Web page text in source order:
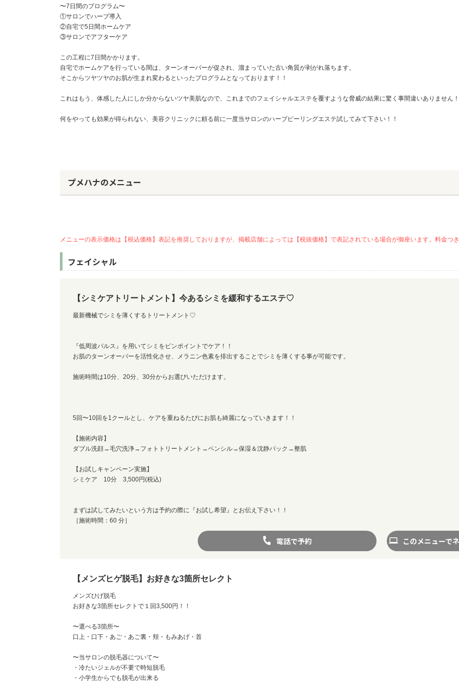
〜7日間のプログラム〜
①サロンでハーブ導入
②自宅で5日間ホームケア
③サロンでアフターケア
この工程に7日間かかります。
自宅でホームケアを行っている間は、ターンオーバーが促され、溜まっていた古い角質が剥がれ落ちます。
そこからツヤツヤのお肌が生まれ変わるといったプログラムとなっております！！
これはもう、体感した人にしか分からないツヤ美肌なので、これまでのフェイシャルエステを覆すような脅威の結果に驚く事間違いありません
何をやっても効果が得られない、美容クリニックに頼る前に一度当サロンのハーブピーリングエステ試してみて下さい！！
プメハナのメニュー
メニューの表示価格は【税込価格】表記を推奨しておりますが、掲載店舗によっては【税抜価格】で表記されている場合が御座います。料金つ
フェイシャル
【シミケアトリートメント】今あるシミを緩和するエステ♡
最新機械でシミを薄くするトリートメント♡
『低周波パルス』を用いてシミをピンポイントでケア！！
お肌のターンオーバーを活性化させ、メラニン色素を排出することでシミを薄くする事が可能です。
施術時間は10分、20分、30分からお選びいただけます。
5回〜10回を1クールとし、ケアを重ねるたびにお肌も綺麗になっていきます！！
【施術内容】
ダブル洗顔→毛穴洗浄→フォトトリートメント→ペンシル→保湿＆沈静パック→整肌
【お試しキャンペーン実施】
シミケア 10分 3,500円(税込)
まずは試してみたいという方は予約の際に『お試し希望』とお伝え下さい！！
［施術時間：60 分］
電話で予約 このメニューで
【メンズヒゲ脱毛】お好きな3箇所セレクト
メンズひげ脱毛
お好きな3箇所セレクトで１回3,500円！！
〜選べる3箇所〜
口上・口下・あご・あご裏・頬・もみあげ・首
〜当サロンの脱毛器について〜
・冷たいジェルが不要で時短脱毛
・小学生からでも脱毛が出来る